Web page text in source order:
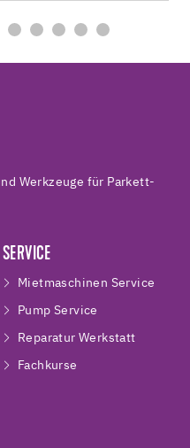
Werkzeuge für Parkett-
SERVICE
Mietmaschinen Service
Pump Service
Reparatur Werkstatt
Fachkurse